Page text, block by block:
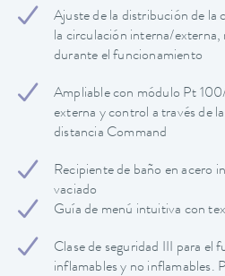
Ajuste de la distribución de la
la circulación interna/externa,
durante el funcionamiento
Ampliable con módulo Pt
externa y control a través de
distancia Command
Recipiente de baño en acero
vaciado
Guía de menú intuitiva con
Clase de seguridad III para el
inflamables y no inflamables.